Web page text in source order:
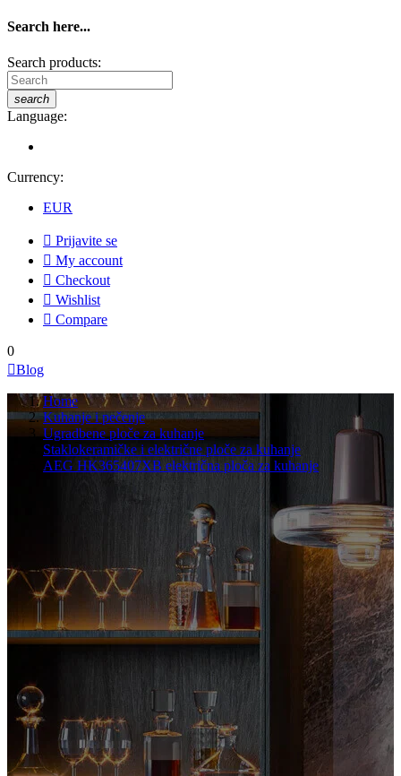
Search here...
Search products:
search
Language:
Currency:
EUR
 Prijavite se
 My account
 Checkout
 Wishlist
 Compare
0
Blog
Home
Kuhanje i pečenje
Ugradbene ploče za kuhanje
Staklokeramičke i električne ploče za kuhanje
AEG HK365407XB električna ploča za kuhanje